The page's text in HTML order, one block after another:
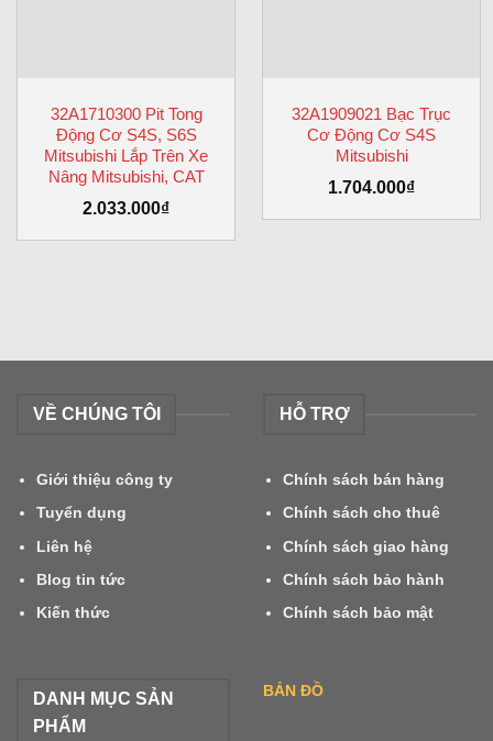
32A1710300 Pit Tong
Động Cơ S4S, S6S
Mitsubishi Lắp Trên Xe
Nâng Mitsubishi, CAT
2.033.000₫
32A1909021 Bạc Trục
Cơ Động Cơ S4S
Mitsubishi
1.704.000₫
VỀ CHÚNG TÔI
Giới thiệu công ty
Tuyển dụng
Liên hệ
Blog tin tức
Kiến thức
HỖ TRỢ
Chính sách bán hàng
Chính sách cho thuê
Chính sách giao hàng
Chính sách bảo hành
Chính sách bảo mật
DANH MỤC SẢN
PHẨM
BẢN ĐỒ